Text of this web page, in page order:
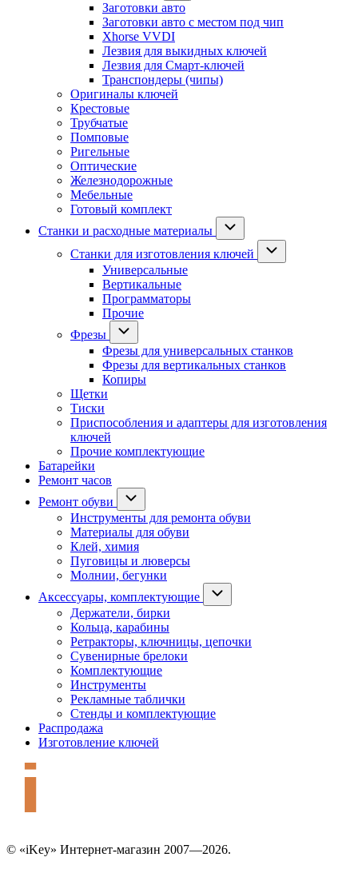
Заготовки авто
Заготовки авто с местом под чип
Xhorse VVDI
Лезвия для выкидных ключей
Лезвия для Смарт-ключей
Транспондеры (чипы)
Оригиналы ключей
Крестовые
Трубчатые
Помповые
Ригельные
Оптические
Железнодорожные
Мебельные
Готовый комплект
Станки и расходные материалы
Станки для изготовления ключей
Универсальные
Вертикальные
Программаторы
Прочие
Фрезы
Фрезы для универсальных станков
Фрезы для вертикальных станков
Копиры
Щетки
Тиски
Приспособления и адаптеры для изготовления
ключей
Прочие комплектующие
Батарейки
Ремонт часов
Ремонт обуви
Инструменты для ремонта обуви
Материалы для обуви
Клей, химия
Пуговицы и люверсы
Молнии, бегунки
Аксессуары, комплектующие
Держатели, бирки
Кольца, карабины
Ретракторы, ключницы, цепочки
Сувенирные брелоки
Комплектующие
Инструменты
Рекламные таблички
Стенды и комплектующие
Распродажа
Изготовление ключей
© «iKey» Интернет-магазин 2007—2026.